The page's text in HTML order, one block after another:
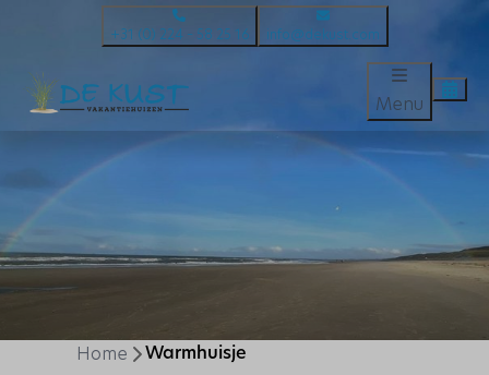
+31 (0) 224 – 58 25 16 info@dekust.com
Menu
Home Warmhuisje